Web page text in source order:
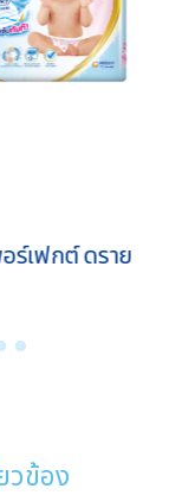
ร์เฟกต์ ดราย
1
ข้อง